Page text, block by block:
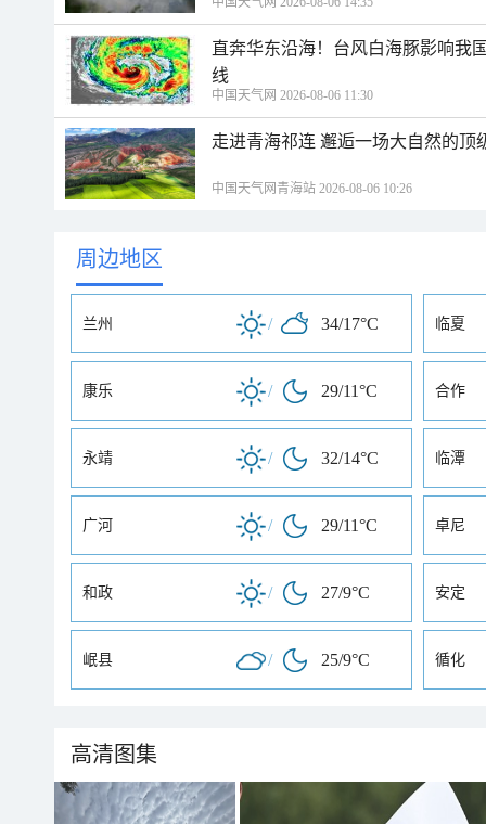
直奔华东沿海！台风白海豚影响我
线
中国天气网 2026-08-06 11:30
走进青海祁连 邂逅一场大自然的顶
中国天气网青海站 2026-08-06 10:26
周边地区
兰州 / 34/17°C 临夏
康乐 / 29/11°C 合作
永靖 / 32/14°C 临潭
广河 / 29/11°C 卓尼
和政 / 27/9°C 安定
岷县 / 25/9°C 循化
高清图集